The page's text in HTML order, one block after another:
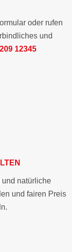
oder rufen
und
12345
natürliche
und fairen Preis